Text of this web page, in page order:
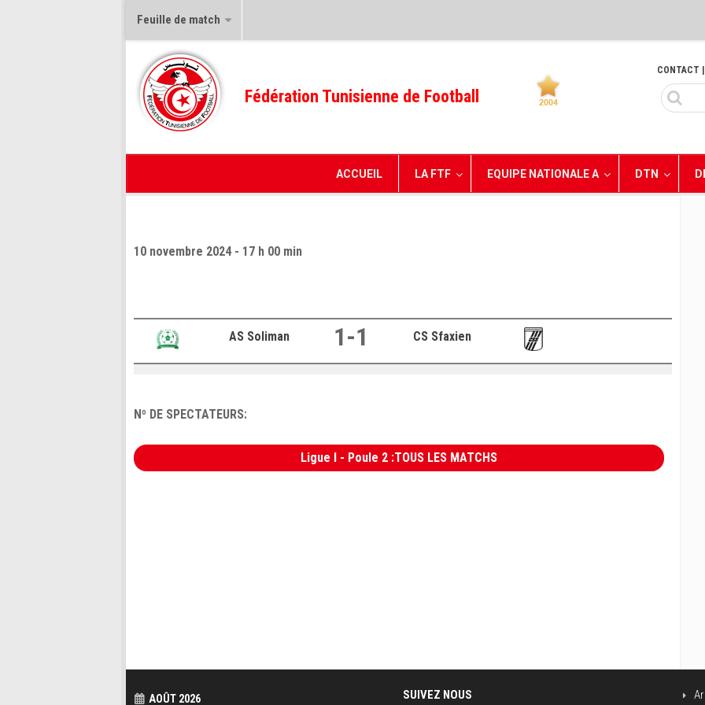
Feuille de match
Fédération Tunisienne de Football
CONTACT
ACCUEIL LA FTF EQUIPE NATIONALE A DTN
10 novembre 2024 - 17 h 00 min
AS Soliman 1-1 CS Sfaxien
Nº DE SPECTATEURS:
Ligue I - Poule 2 :TOUS LES MATCHS
AOÛT 2026 SUIVEZ NOUS